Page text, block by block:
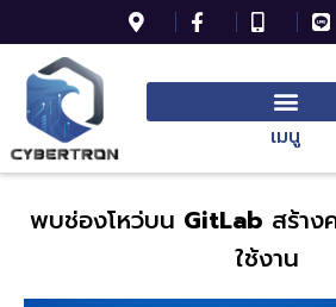
เมนู
พบช่องโหว่บน GitLab สร้าง
ใช้งาน